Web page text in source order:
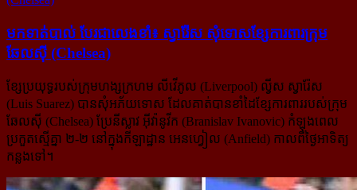
មកទាត់បាល់ បែរ​ជា​លេង​ខាំ៖ ស្វារ៉ែស សុំ​ទោស​ខ្សែ​ការពារ​ក្រុម​
ឆែលស៊ី (Chelsea)
ខ្សែប្រយុទ្ធរបស់ក្រុមហង្សក្រហម លីវើភូល (Liverpool) ល្វីស ស្វារ៉ែស
(Luis Suarez) បានសុំអភ័យទោស ដែលគាត់​បាន​ខាំដៃខ្សែការពាររបស់ក្រុម
ឆែលស៊ី (Chelsea) ប្រែនីស្លាវ អ៊ីវ៉ានូវីក (Branislav Ivanovic) កំឡុងពេល
ប្រកួតស្មើគ្នា ២-២ នៅក្នុងកីឡាដ្ឋាន អេនហ្វៀល (Anfield) កាលពីថ្ងៃអាទិត្យ
កន្លងទៅ។